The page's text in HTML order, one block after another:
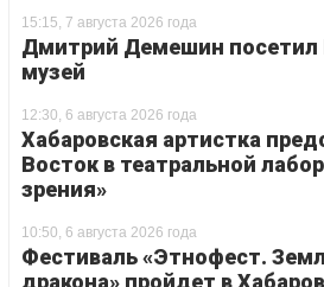
15:15, 7 августа 2026 года
Дмитрий Демешин посетил
музей
12:30, 6 августа 2026 года
Хабаровская артистка
Восток в театральной
зрения»
10:50, 6 августа 2026 года
Фестиваль «Этнофест.
дракона» пройдет в